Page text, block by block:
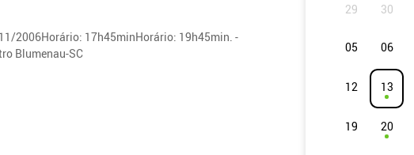
05 06
12 13
19 20
2006Horário: 17h45minHorário: 19h45min. -
Blumenau-SC